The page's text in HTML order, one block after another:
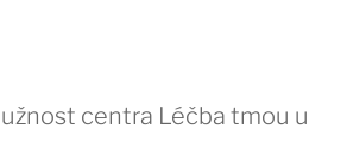
centra Léčba tmou u